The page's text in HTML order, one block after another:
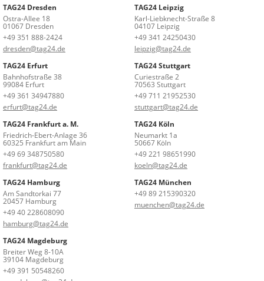
TAG24 Dresden
Ostra-Allee 18
01067 Dresden
+49 351 888-2424
dresden@tag24.de
TAG24 Leipzig
Karl-Liebknecht-Straße 8
04107 Leipzig
+49 341 24250430
leipzig@tag24.de
TAG24 Erfurt
Bahnhofstraße 38
99084 Erfurt
+49 361 34947880
erfurt@tag24.de
TAG24 Stuttgart
Curiestraße 2
70563 Stuttgart
+49 711 21952530
stuttgart@tag24.de
TAG24 Frankfurt a. M.
Friedrich-Ebert-Anlage 36
60325 Frankfurt am Main
+49 69 348750580
frankfurt@tag24.de
TAG24 Köln
Neumarkt 1a
50667 Köln
+49 221 98651990
koeln@tag24.de
TAG24 Hamburg
Am Sandtorkai 77
20457 Hamburg
+49 40 228608090
hamburg@tag24.de
TAG24 München
+49 89 215390320
muenchen@tag24.de
TAG24 Magdeburg
Breiter Weg 8-10A
39104 Magdeburg
+49 391 50548260